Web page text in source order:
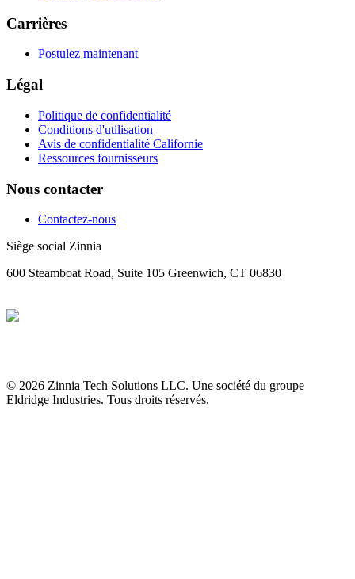
Carrières
Postulez maintenant
Légal
Politique de confidentialité
Conditions d'utilisation
Avis de confidentialité Californie
Ressources fournisseurs
Nous contacter
Contactez-nous
Siège social Zinnia
600 Steamboat Road, Suite 105 Greenwich, CT 06830
© 2026 Zinnia Tech Solutions LLC. Une société du groupe
Eldridge Industries. Tous droits réservés.